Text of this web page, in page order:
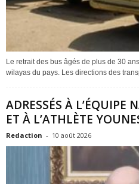
Le retrait des bus âgés de plus de 30
wilayas du pays. Les directions des
ADRESSÉS À L’ÉQUIPE
ET À L’ATHLÈTE
Redaction - 10 août 2026